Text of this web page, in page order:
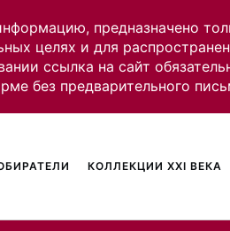
предназначено
целях и для
ссылка на сайт
без предварительного
КОЛЛЕКЦИИ XXI ВЕКА